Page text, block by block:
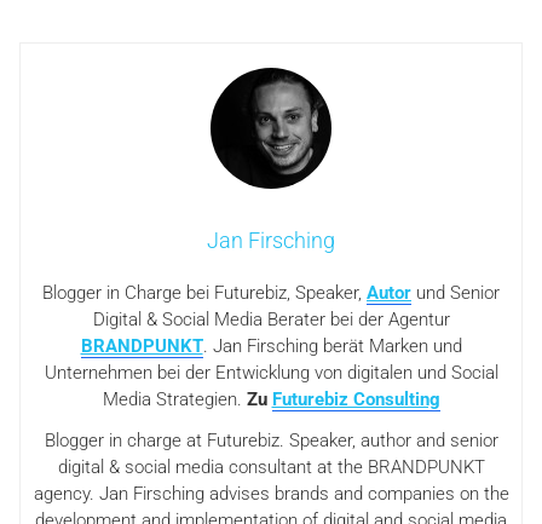
Jan Firsching
Blogger in Charge bei Futurebiz, Speaker, Autor und Senior
Digital & Social Media Berater bei der Agentur
BRANDPUNKT. Jan Firsching berät Marken und
Unternehmen bei der Entwicklung von digitalen und Social
Media Strategien. Zu Futurebiz Consulting
Blogger in charge at Futurebiz. Speaker, author and senior
digital & social media consultant at the BRANDPUNKT
agency. Jan Firsching advises brands and companies on the